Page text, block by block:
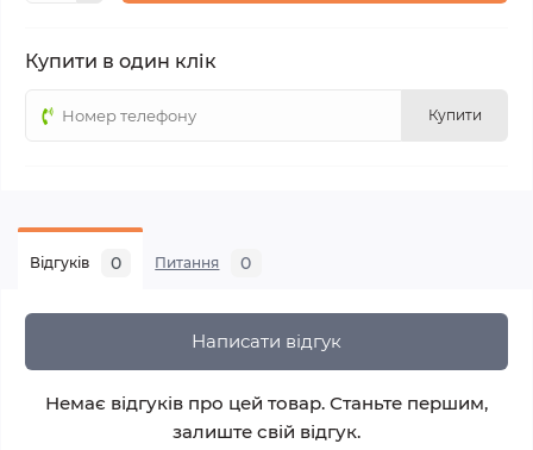
Купити в один клік
Купити
Відгуків 0 Питання 0
Написати відгук
Немає відгуків про цей товар. Станьте першим,
залиште свій відгук.